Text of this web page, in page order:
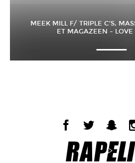
MEEK MILL F/ TRIPLE C’S,
ET MAGAZEEN – LOVE